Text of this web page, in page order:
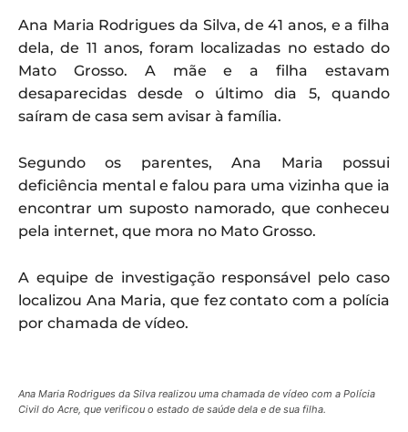
Ana Maria Rodrigues da Silva, de 41 anos, e a filha
dela, de 11 anos, foram localizadas no estado do
Mato Grosso. A mãe e a filha estavam
desaparecidas desde o último dia 5, quando
saíram de casa sem avisar à família.
Segundo os parentes, Ana Maria possui
deficiência mental e falou para uma vizinha que ia
encontrar um suposto namorado, que conheceu
pela internet, que mora no Mato Grosso.
A equipe de investigação responsável pelo caso
localizou Ana Maria, que fez contato com a polícia
por chamada de vídeo.
Ana Maria Rodrigues da Silva realizou uma chamada de vídeo com a Polícia
Civil do Acre, que verificou o estado de saúde dela e de sua filha.